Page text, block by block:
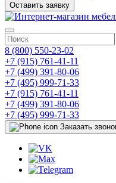
Оставить заявку
8 (800) 550-23-02
+7 (915) 761-41-11
+7 (499) 391-80-06
+7 (495) 999-71-33
+7 (915) 761-41-11
+7 (499) 391-80-06
+7 (495) 999-71-33
Заказать